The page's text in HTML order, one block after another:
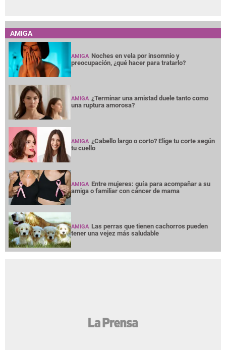
AMIGA
AMIGA Noches en vela por insomnio y
preocupación, ¿qué hacer para tratarlo?
AMIGA ¿Terminar una amistad duele tanto como
una ruptura amorosa?
AMIGA ¿Cabello largo o corto? Elige tu corte según
tu cuello
AMIGA Entre mujeres: guía para acompañar a su
amiga o familiar con cáncer de mama
AMIGA Las perras que tienen cachorros pueden
tener una vejez más saludable